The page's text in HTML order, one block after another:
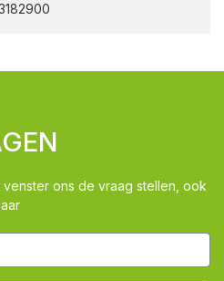
ons de vraag stellen, ook